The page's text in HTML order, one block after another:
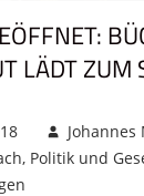
LÄDT ZUM
Johannes
, Politik und